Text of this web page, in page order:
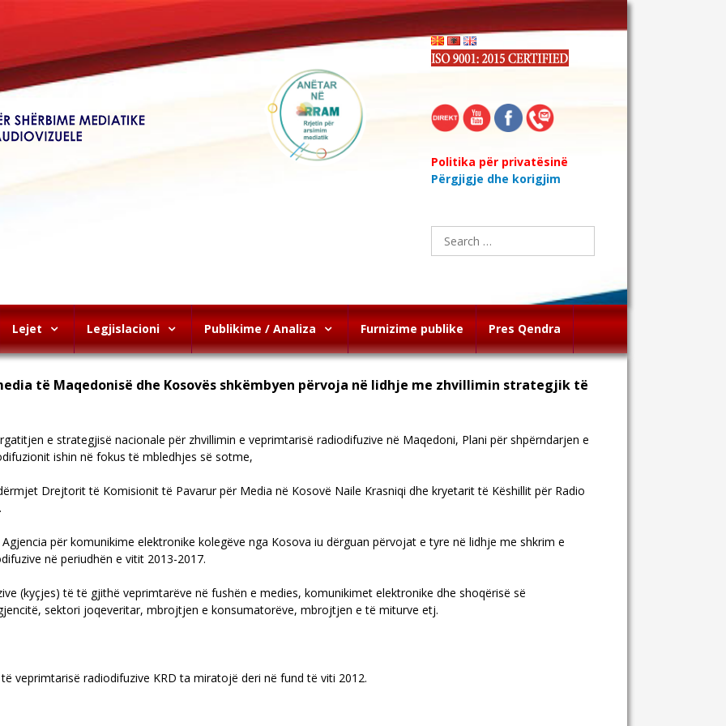
Politika për privatësinë
Përgjigje dhe korigjim
Search
for:
Lejet Legjislacioni Publikime / Analiza Furnizime publike Pres Qendra
të Maqedonisë dhe Kosovës shkëmbyen përvoja në lidhje me zhvillimin strategjik të
e strategjisë nacionale për zhvillimin e veprimtarisë radiodifuzive në Maqedoni, Plani për shpërndarjen e
ishin në fokus të mbledhjes së sotme,
Drejtorit të Komisionit të Pavarur për Media në Kosovë Naile Krasniqi dhe kryetarit të Këshillit për Radio
për komunikime elektronike kolegëve nga Kosova iu dërguan përvojat e tyre në lidhje me shkrim e
në periudhën e vitit 2013-2017.
(kyçjes) të të gjithë veprimtarëve në fushën e medies, komunikimet elektronike dhe shoqërisë së
sektori joqeveritar, mbrojtjen e konsumatorëve, mbrojtjen e të miturve etj.
veprimtarisë radiodifuzive KRD ta miratojë deri në fund të viti 2012.